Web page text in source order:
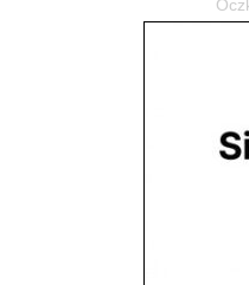
Oczka